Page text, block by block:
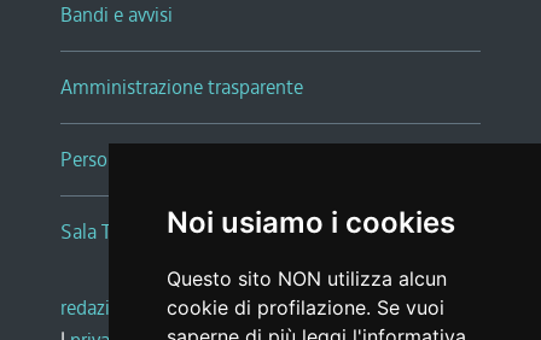
Noi usiamo i cookies
Questo sito NON utilizza alcun
cookie di profilazione. Se vuoi
Bandi e avvisi
Amministrazione trasparente
Persone e Uffici
Sala Tiziano Tessitori
redazione web |note legali |glossario